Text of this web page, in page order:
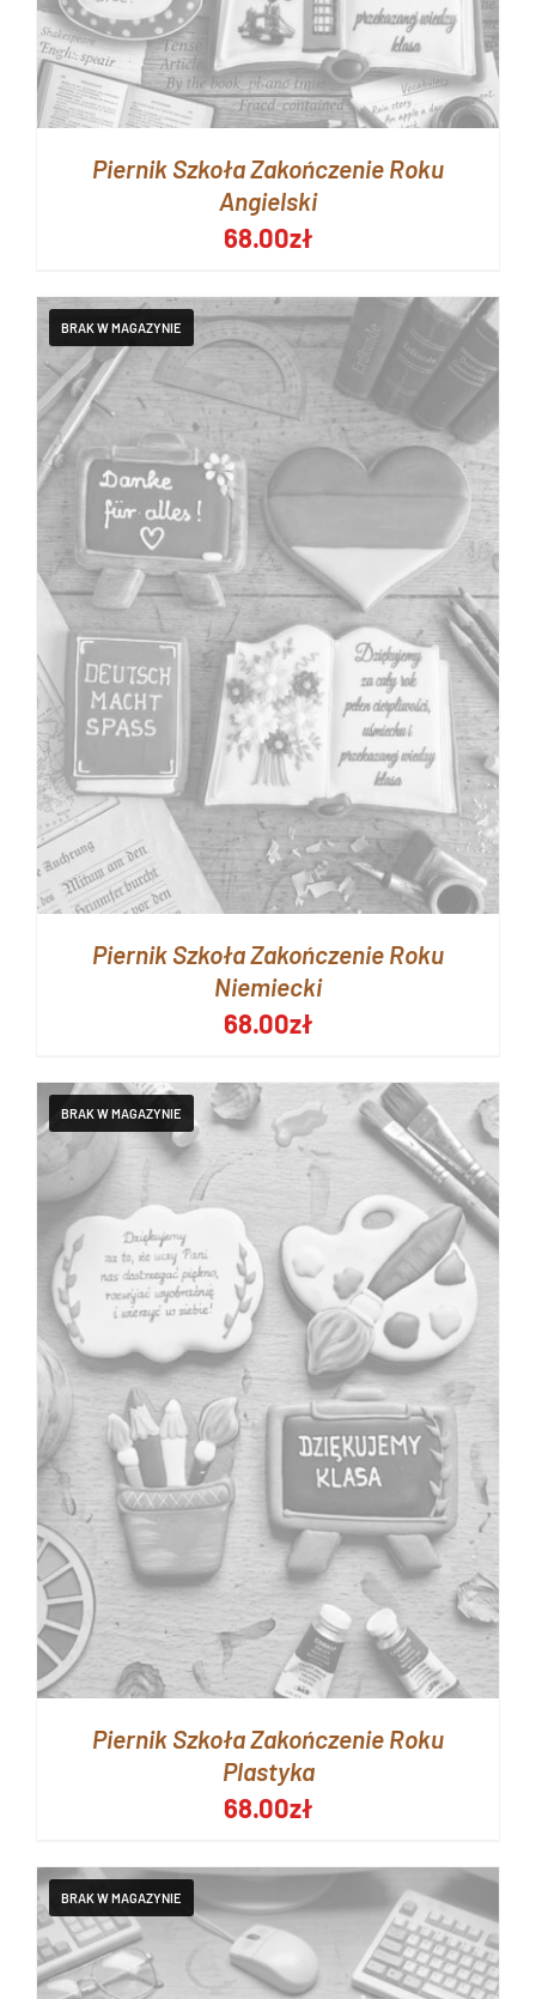
Piernik Szkoła Zakończenie Roku
Angielski
68.00zł
Piernik Szkoła Zakończenie Roku
Niemiecki
68.00zł
Piernik Szkoła Zakończenie Roku
Plastyka
68.00zł